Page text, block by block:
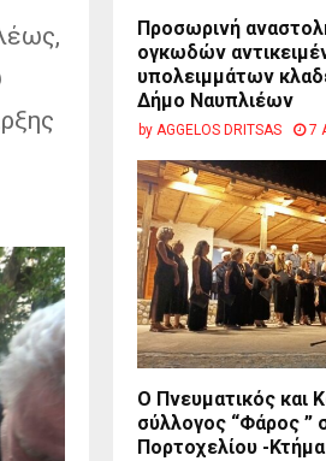
Προσωρινή
ογκωδών
υπολειμμάτων
Δήμο Ναυπλιέων
by AGGELOS DRITSAS 7
Ο Πνευματικός και
σύλλογος “Φάρος ”
Πορτοχελίου -